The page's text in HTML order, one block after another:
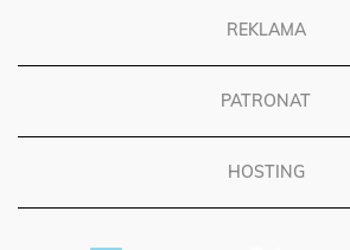
REKLAMA
PATRONAT
HOSTING